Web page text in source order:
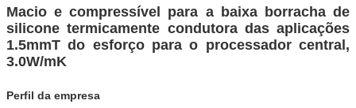
Macio e compressível para a baixa borracha de
silicone termicamente condutora das aplicações
1.5mmT do esforço para o processador central,
3.0W/mK
Perfil da empresa